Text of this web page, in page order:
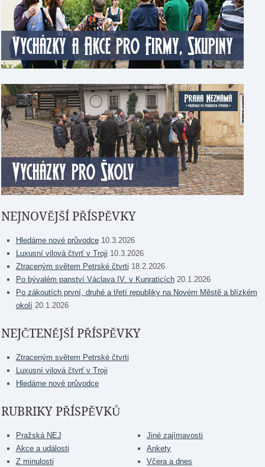
NEJNOVĚJŠÍ PŘÍSPĚVKY
Hledáme nové průvodce 10.3.2026
Luxusní vilová čtvrť v Troji 10.3.2026
Ztraceným světem Petrské čtvrti 18.2.2026
Po bývalém panství Václava IV. v Kunraticích 20.1.2026
Po zákoutích první, druhé a třetí republiky na Novém Městě a blízkém
okolí 20.1.2026
NEJČTENĚJŠÍ PŘÍSPĚVKY
Ztraceným světem Petrské čtvrti
Luxusní vilová čtvrť v Troji
Hledáme nové průvodce
RUBRIKY PŘÍSPĚVKŮ
Pražská NEJ
Akce a události
Z minulosti
Jiné zajímavosti
Ankety
Včera a dnes